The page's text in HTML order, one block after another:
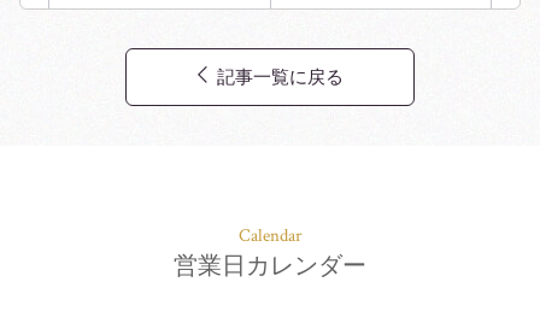
記事一覧に戻る
Calendar
営業日カレンダー